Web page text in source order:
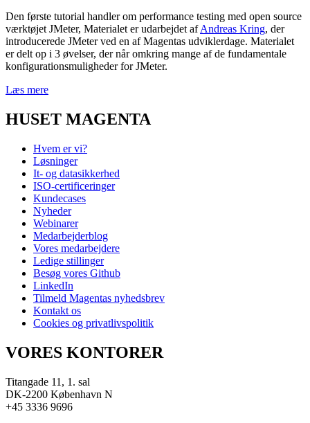
Den første tutorial handler om performance testing med open source
værktøjet JMeter, Materialet er udarbejdet afAndreas Kring, der
introducerede JMeter ved en af Magentas udviklerdage. Materialet
er delt op i 3 øvelser, der når omkring mange af de fundamentale
konfigurationsmuligheder for JMeter.
Læs mere
HUSET MAGENTA
Hvem er vi?
Løsninger
It- og datasikkerhed
ISO-certificeringer
Kundecases
Nyheder
Webinarer
Medarbejderblog
Vores medarbejdere
Ledige stillinger
Besøg vores Github
LinkedIn
Tilmeld Magentas nyhedsbrev
Kontakt os
Cookies og privatlivspolitik
VORES KONTORER
Titangade 11, 1. sal
DK-2200 København N
+45 3336 9696